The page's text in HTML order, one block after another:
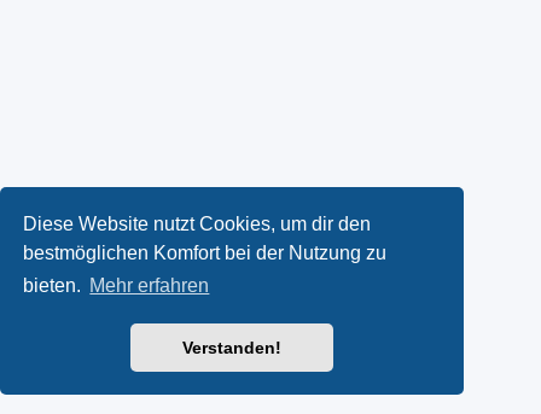
Diese Website nutzt Cookies, um dir den
bestmöglichen Komfort bei der Nutzung zu
bieten. Mehr erfahren
Verstanden!